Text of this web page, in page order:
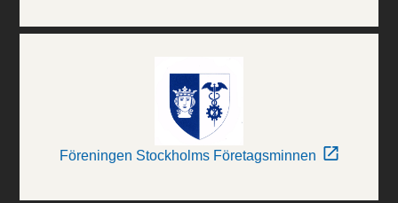
Föreningen Stockholms Företagsminnen